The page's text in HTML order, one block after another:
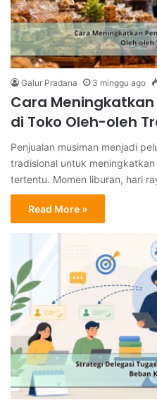
Galur Pradana 3 minggu ago
Cara
di Toko Oleh-oleh
Penjualan musiman menjadi
tradisional untuk
tertentu. Momen liburan, hari
Read More »